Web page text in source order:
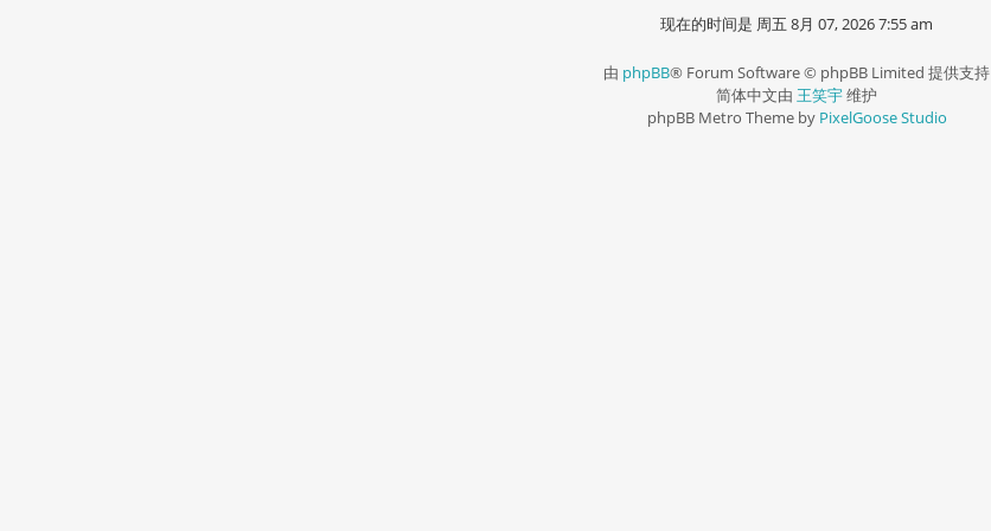
现在的时间是 周五 8月 07, 2026 7:55 am
由 phpBB® Forum Software © phpBB Limited 提供支持
简体中文由 王笑宇维护
phpBB Metro Theme by PixelGoose Studio